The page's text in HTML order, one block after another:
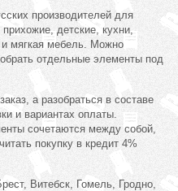
производителей для
детские, кухни,
мягкая мебель. Можно
отдельные элементы под
а разобраться в составе
и вариантах оплаты.
сочетаются между собой,
покупку в кредит 4%
Витебск, Гомель, Гродно,